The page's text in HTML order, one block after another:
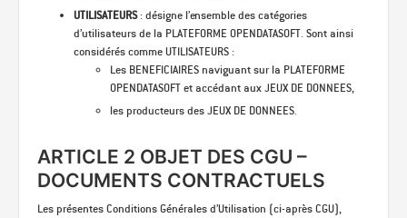
UTILISATEURS: désigne l’ensemble des catégories
d’utilisateurs de la PLATEFORME OPENDATASOFT. Sont ainsi
considérés comme UTILISATEURS :
Les BENEFICIAIRES naviguant sur la PLATEFORME
OPENDATASOFT et accédant aux JEUX DE DONNEES,
les producteurs des JEUX DE DONNEES.
ARTICLE 2 OBJET DES CGU –
DOCUMENTS CONTRACTUELS
Les présentes Conditions Générales d’Utilisation (ci-après CGU),